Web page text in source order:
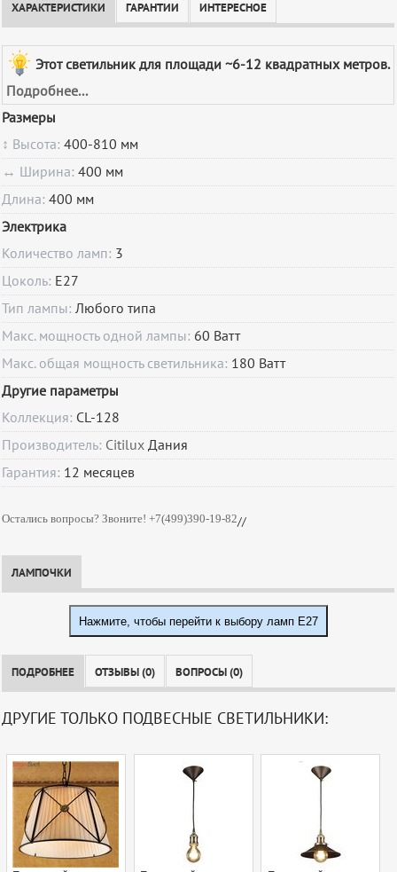
ХАРАКТЕРИСТИКИ ГАРАНТИИ ИНТЕРЕСНОЕ
Этот светильник для площади ~6-12 квадратных метров.
Подробнее...
Размеры
↕ Высота:400-810 мм
↔ Ширина:400 мм
Длина:400 мм
Электрика
Количество ламп: 3
Цоколь: E27
Тип лампы:Любого типа
Макс. мощность одной лампы: 60 Ватт
Макс. общая мощность светильника: 180 Ватт
Другие параметры
Коллекция: CL-128
Производитель: Citilux Дания
Гарантия: 12 месяцев
Остались вопросы? Звоните! +7(499)390-19-82//
ЛАМПОЧКИ
Нажмите, чтобы перейти к выбору ламп E27
ПОДРОБНЕЕ ОТЗЫВЫ (0) ВОПРОСЫ (0)
ДРУГИЕ ТОЛЬКО ПОДВЕСНЫЕ СВЕТИЛЬНИКИ: